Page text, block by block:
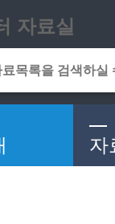
자료실
자